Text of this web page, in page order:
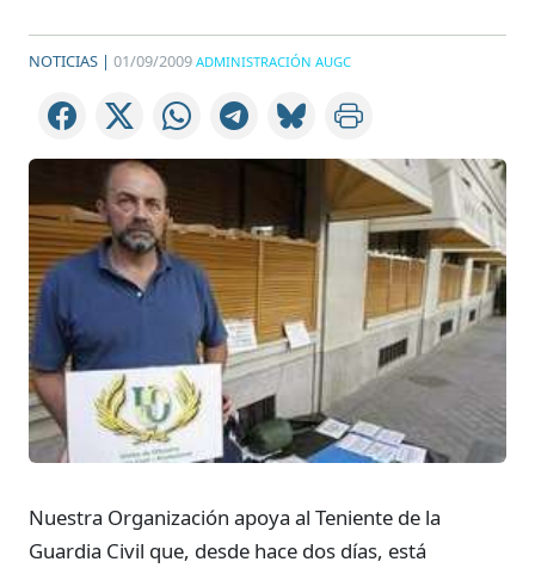
NOTICIAS | 01/09/2009 ADMINISTRACIÓN AUGC
Nuestra Organización apoya al Teniente de la
Guardia Civil que, desde hace dos días, está